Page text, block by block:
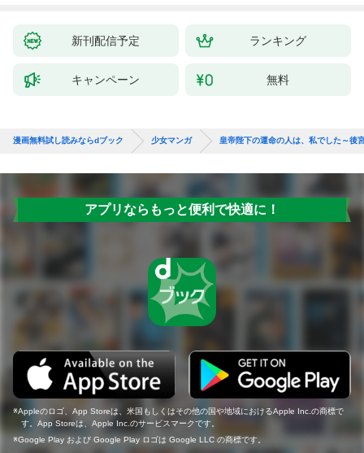
新刊配信予定 ランキング
キャンペーン 無料
漫画無料試し読みならdブック 少女マンガ 皇帝陛下の運命の人は、私でした～後
アプリならもっと便利で快適に！
Appleのロゴ、App Storeは、米国もしくはその他の国や地域におけるApple Inc.の商標で
す。App Storeは、Apple Inc.のサービスマークです。
Google Play および Google Play ロゴは Google LLC の商標です。